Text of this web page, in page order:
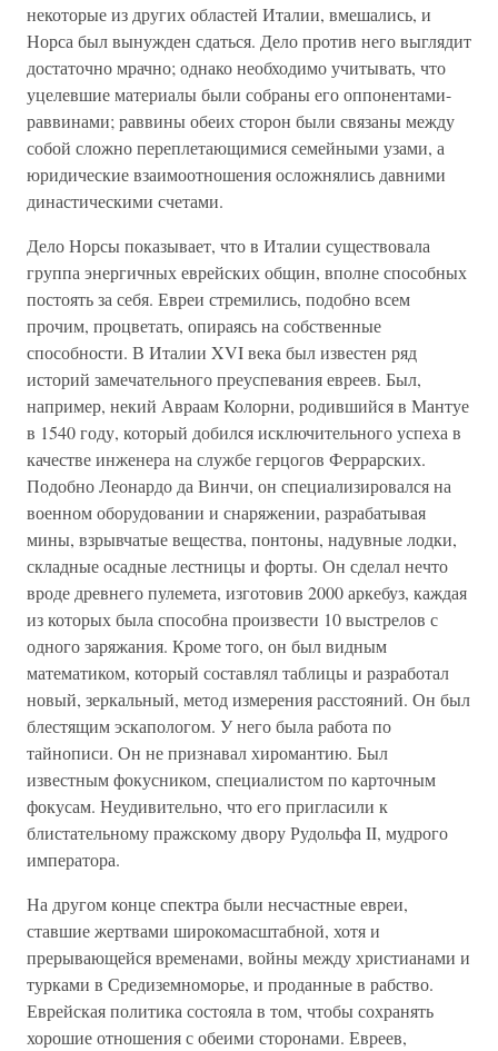
некоторые из других областей Италии, вмешались, и
Норса был вынужден сдаться. Дело против него выглядит
достаточно мрачно; однако необходимо учитывать, что
уцелевшие материалы были собраны его оппонентами-
раввинами; раввины обеих сторон были связаны между
собой сложно переплетающимися семейными узами, а
юридические взаимоотношения осложнялись давними
династическими счетами.
Дело Норсы показывает, что в Италии существовала
группа энергичных еврейских общин, вполне способных
постоять за себя. Евреи стремились, подобно всем
прочим, процветать, опираясь на собственные
способности. В Италии XVI века был известен ряд
историй замечательного преуспевания евреев. Был,
например, некий Авраам Колорни, родившийся в Мантуе
в 1540 году, который добился исключительного успеха в
качестве инженера на службе герцогов Феррарских.
Подобно Леонардо да Винчи, он специализировался на
военном оборудовании и снаряжении, разрабатывая
мины, взрывчатые вещества, понтоны, надувные лодки,
складные осадные лестницы и форты. Он сделал нечто
вроде древнего пулемета, изготовив 2000 аркебуз, каждая
из которых была способна произвести 10 выстрелов с
одного заряжания. Кроме того, он был видным
математиком, который составлял таблицы и разработал
новый, зеркальный, метод измерения расстояний. Он был
блестящим эскапологом. У него была работа по
тайнописи. Он не признавал хиромантию. Был
известным фокусником, специалистом по карточным
фокусам. Неудивительно, что его пригласили к
блистательному пражскому двору Рудольфа II, мудрого
императора.
На другом конце спектра были несчастные евреи,
ставшие жертвами широкомасштабной, хотя и
прерывающейся временами, войны между христианами и
турками в Средиземноморье, и проданные в рабство.
Еврейская политика состояла в том, чтобы сохранять
хорошие отношения с обеими сторонами. Евреев,